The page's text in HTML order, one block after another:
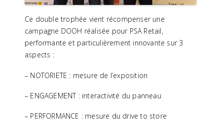
Ce double trophée vient récompenser une
campagne DOOH réalisée pour PSA Retail,
performante et particulièrement innovante sur 3
aspects :
– NOTORIETE : mesure de l’exposition
– ENGAGEMENT : interactivité du panneau
– PERFORMANCE : mesure du drive to store